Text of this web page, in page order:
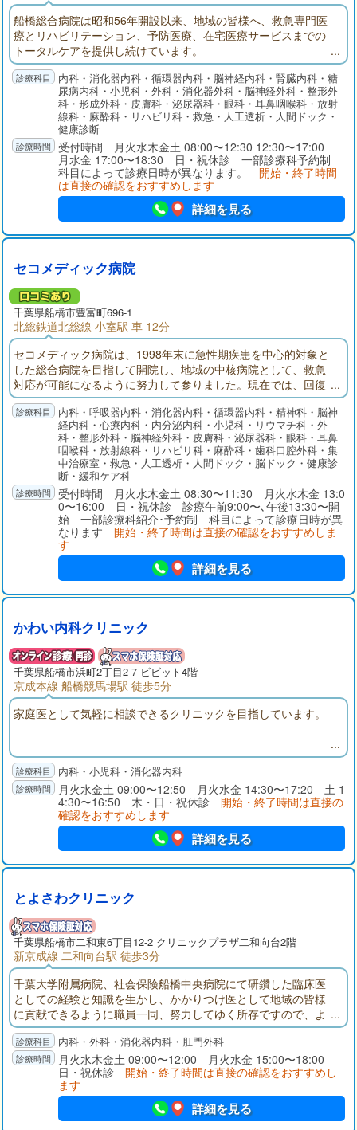
船橋総合病院は昭和56年開設以来、地域の皆様へ、救急専門医
療とリハビリテーション、予防医療、在宅医療サービスまでの
トータルケアを提供し続けています。
内科・消化器内科・循環器内科・脳神経内科・腎臓内科・糖
尿病内科・小児科・外科・消化器外科・脳神経外科・整形外
科・形成外科・皮膚科・泌尿器科・眼科・耳鼻咽喉科・放射
線科・麻酔科・リハビリ科・救急・人工透析・人間ドック・
健康診断
受付時間 月火水木金土 08:00〜12:30 12:30〜17:00
月水金 17:00〜18:30 日・祝休診 一部診療科予約制
科目によって診療日時が異なります。 開始・終了時間
は直接の確認をおすすめします
詳細を見る
セコメディック病院
千葉県船橋市豊富町696-1
北総鉄道北総線 小室駅 車 12分
セコメディック病院は、1998年末に急性期疾患を中心的対象と
した総合病院を目指して開院し、地域の中核病院として、救急
対応が可能になるように努力して参りました。現在では、回復
期リハビリテーション病棟、地域包括ケア病棟を備え、在宅医
療にも注力しております。
内科・呼吸器内科・消化器内科・循環器内科・精神科・脳神
経内科・心療内科・内分泌内科・小児科・リウマチ科・外
科・整形外科・脳神経外科・皮膚科・泌尿器科・眼科・耳鼻
咽喉科・放射線科・リハビリ科・麻酔科・歯科口腔外科・集
中治療室・救急・人工透析・人間ドック・脳ドック・健康診
断・緩和ケア科
受付時間 月火水木金土 08:30〜11:30 月火水木金 13:0
0〜16:00 日・祝休診 診療午前9:00〜､午後13:30〜開
始 一部診療科紹介･予約制 科目によって診療日時が異
なります 開始・終了時間は直接の確認をおすすめしま
す
詳細を見る
かわい内科クリニック
千葉県船橋市浜町2丁目2-7 ビビット4階
京成本線 船橋競馬場駅 徒歩5分
家庭医として気軽に相談できるクリニックを目指しています。
内科・小児科・消化器内科
月火水金土 09:00〜12:50 月火水金 14:30〜17:20 土 1
4:30〜16:50 木・日・祝休診 開始・終了時間は直接の
確認をおすすめします
詳細を見る
とよさわクリニック
千葉県船橋市二和東6丁目12-2 クリニックプラザ二和向台2階
新京成線 二和向台駅 徒歩3分
千葉大学附属病院、社会保険船橋中央病院にて研鑽した臨床医
としての経験と知識を生かし、かかりつけ医として地域の皆様
に貢献できるように職員一同、努力してゆく所存ですので、よ
ろしくお願いいたします。
内科・外科・消化器内科・肛門外科
月火水木金土 09:00〜12:00 月火水金 15:00〜18:00
日・祝休診 開始・終了時間は直接の確認をおすすめし
ます
詳細を見る